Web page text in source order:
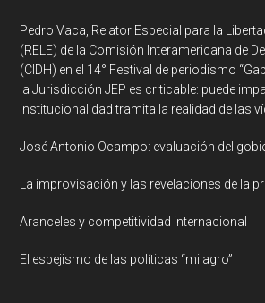
Pedro Vaca, Relator Especial para la
(RELE) de la Comisión Interamericana de
(CIDH) en el 14° Festival de periodismo
la Jurisdicción JEP es criticable: puede
institucionalidad tramita la realidad de las
José Antonio Ocampo: evaluación del
La improvisación y las revelaciones de la
Aranceles y competitividad internacional
El espejismo de las políticas “milagro”